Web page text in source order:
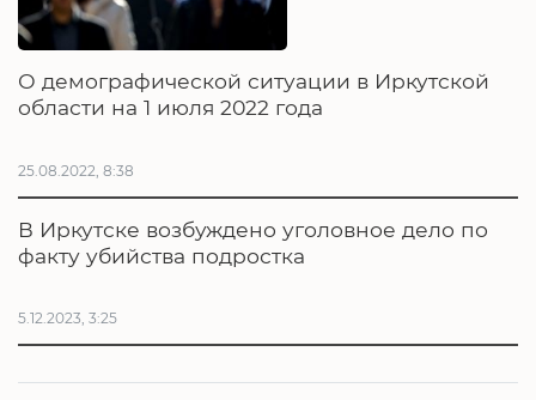
О демографической ситуации в Иркутской
области на 1 июля 2022 года
25.08.2022, 8:38
В Иркутске возбуждено уголовное дело по
факту убийства подростка
5.12.2023, 3:25